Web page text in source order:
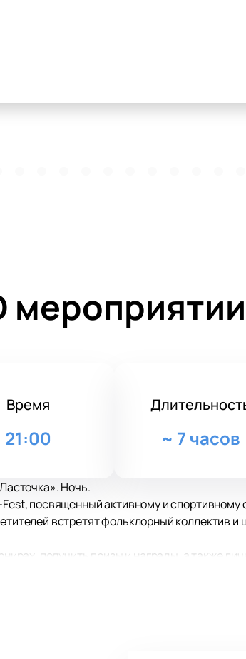
мероприятии
Время
21:00 ~ 7 часов
Ночь.
посвященный активному и спортивному
встретят фольклорный коллектив и
получить призы и награды, а также
блогеров.